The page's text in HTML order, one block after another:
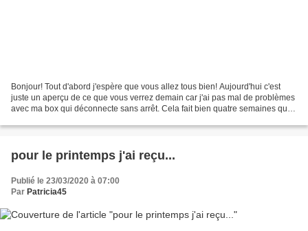
Bonjour! Tout d'abord j'espère que vous allez tous bien! Aujourd'hui c'est
juste un aperçu de ce que vous verrez demain car j'ai pas mal de problèmes
avec ma box qui déconnecte sans arrêt. Cela fait bien quatre semaines que
pour le printemps j'ai reçu...
Publié le 23/03/2020 à 07:00
Par Patricia45